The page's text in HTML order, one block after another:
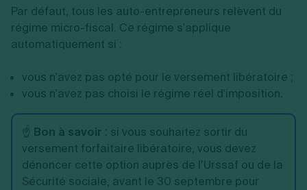
Par défaut, tous les auto-entrepreneurs relèvent du
régime micro-fiscal. Ce régime s'applique
automatiquement si :
vous n'avez pas opté pour le versement libératoire ;
vous n'avez pas choisi le régime réel d'imposition.
☝️ Bon à savoir : si vous souhaitez sortir du
versement forfaitaire libératoire, vous devez
dénoncer cette option auprès de l’Urssaf ou de la
Sécurité sociale, avant le 30 septembre pour